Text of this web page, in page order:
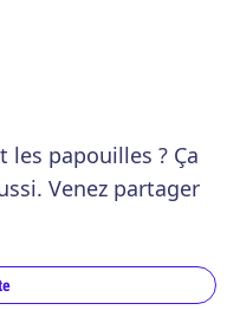
les papouilles ? Ça
Venez partager